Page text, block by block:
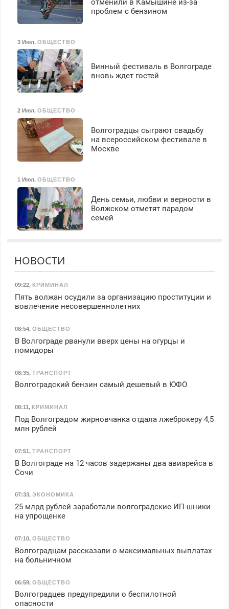
отменили в Камышине из-за
проблем с бензином
3 Июл, ОБЩЕСТВО
Винный фестиваль в Волгограде
вновь ждет гостей
2 Июл, ОБЩЕСТВО
Волгоградцы сыграют свадьбу
на всероссийском фестивале в
Москве
1 Июл, ОБЩЕСТВО
День семьи, любви и верности в
Волжском отметят парадом
семей
НОВОСТИ
09:22, КРИМИНАЛ
Пять волжан осудили за организацию проституции и
вовлечение несовершеннолетних
08:54, ОБЩЕСТВО
В Волгограде рванули вверх цены на огурцы и
помидоры
08:35, ТРАНСПОРТ
Волгоградский бензин самый дешевый в ЮФО
08:11, КРИМИНАЛ
Под Волгоградом жирновчанка отдала лжеброкеру 4,5
млн рублей
07:51, ТРАНСПОРТ
В Волгограде на 12 часов задержаны два авиарейса в
Сочи
07:33, ЭКОНОМИКА
25 млрд рублей заработали волгоградские ИП-шники
на упрощенке
07:10, ОБЩЕСТВО
Волгоградцам рассказали о максимальных выплатах
на больничном
06:59, ОБЩЕСТВО
Волгоградцев предупредили о беспилотной
опасности